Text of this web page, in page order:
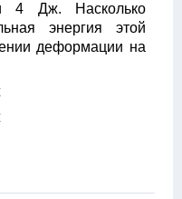
4 Дж. Насколько
энергия этой
деформации на